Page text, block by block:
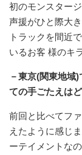
初のモンスター
声援がひと際大
トラックを間近
いるお客 様のキ
－東京(関東地域
ての手ごたえは
前回と比べてフ
えたように感じ
ーテイメントな